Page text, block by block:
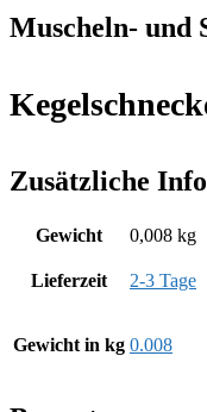
Muscheln- und
Zusätzliche
Gewicht 0,008 kg
Lieferzeit 2-3 Tage
Gewicht in kg 0.008